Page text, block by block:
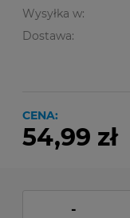
Wysyłka w:
Dostawa:
Cena nie
CENA:
54,99 zł
-